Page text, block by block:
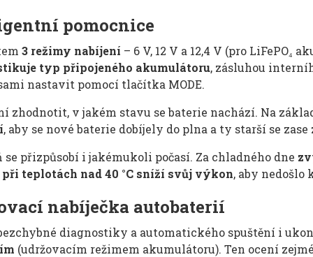
pomocnice
3 režimy nabíjení – 6 V, 12 V a 12,4 V (pro LiFePO₄
typ připojeného akumulátoru, zásluhou
nastavit pomocí tlačítka MODE.
zhodnotit, v jakém stavu se baterie nachází. Na
, aby se nové baterie dobíjely do plna a ty starší se
se přizpůsobí i jakémukoli počasí. Za chladného dne
při teplotách nad 40 °C sníží svůj výkon, aby
nabíječka autobaterií
diagnostiky a automatického spuštění i
(udržovacím režimem akumulátoru). Ten ocení